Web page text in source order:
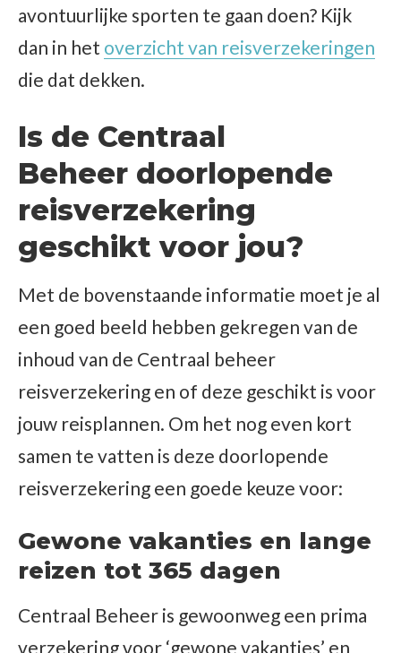
avontuurlijke sporten te gaan doen? Kijk
dan in het overzicht van reisverzekeringen
die dat dekken.
Is de Centraal
Beheer doorlopende
reisverzekering
geschikt voor jou?
Met de bovenstaande informatie moet je al
een goed beeld hebben gekregen van de
inhoud van de Centraal beheer
reisverzekering en of deze geschikt is voor
jouw reisplannen. Om het nog even kort
samen te vatten is deze doorlopende
reisverzekering een goede keuze voor:
Gewone vakanties en lange
reizen tot 365 dagen
Centraal Beheer is gewoonweg een prima
verzekering voor ‘gewone vakanties’ en